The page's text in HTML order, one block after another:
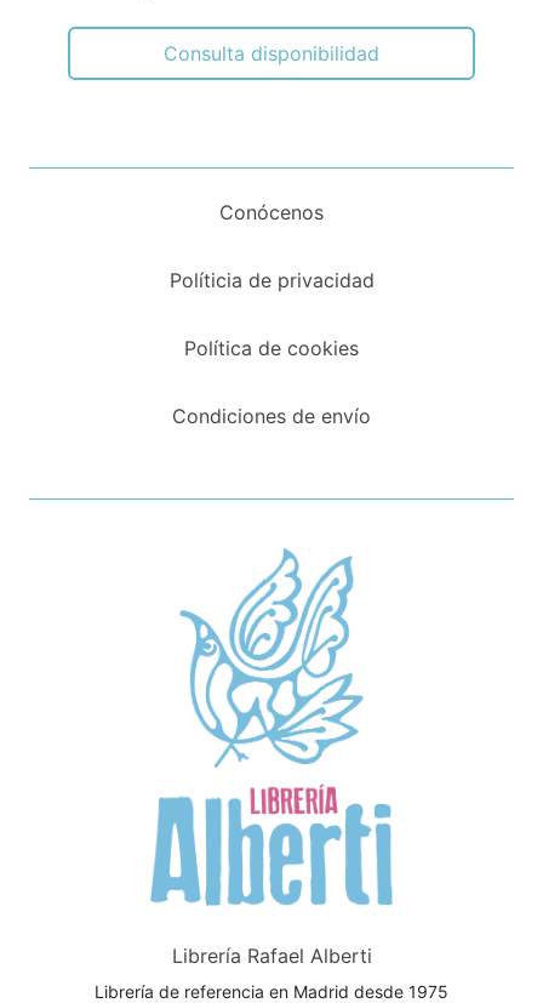
Consulta disponibilidad
Conócenos
Políticia de privacidad
Política de cookies
Condiciones de envío
Librería Rafael Alberti
Librería de referencia en Madrid desde 1975